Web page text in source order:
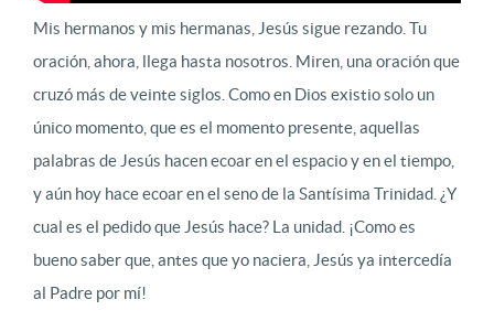
Mis hermanos y mis hermanas, Jesús sigue rezando. Tu
oración, ahora, llega hasta nosotros. Miren, una oración que
cruzó más de veinte siglos. Como en Dios existio solo un
único momento, que es el momento presente, aquellas
palabras de Jesús hacen ecoar en el espacio y en el tiempo,
y aún hoy hace ecoar en el seno de la Santísima Trinidad. ¿Y
cual es el pedido que Jesús hace? La unidad. ¡Como es
bueno saber que, antes que yo naciera, Jesús ya intercedía
al Padre por mí!